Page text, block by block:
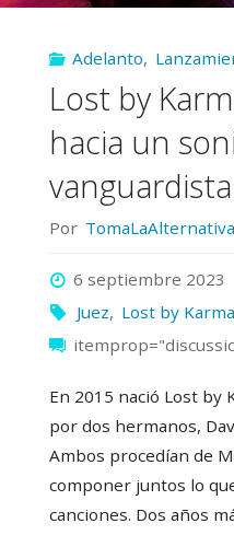
Adelanto,
Lost by
hacia un
vanguardista
Por TomaLaAlternativa
6 septiembre 2023
Juez, Lost by Karma
En 2015 nació Lost by
por dos hermanos,
Ambos procedían de
componer juntos lo
canciones. Dos años